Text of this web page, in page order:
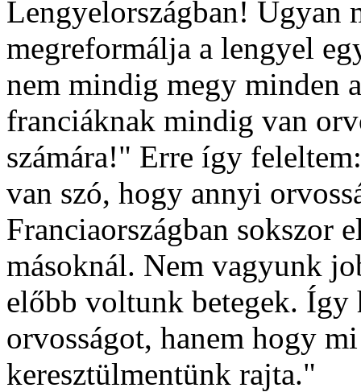
Lengyelországban! Ugyan
megreformálja a lengyel
nem mindig megy minden
franciáknak mindig van
számára!" Erre így
van szó, hogy annyi
Franciaországban sokszor
másoknál. Nem vagyunk
előbb voltunk betegek. Így
orvosságot, hanem hogy
keresztülmentünk rajta."